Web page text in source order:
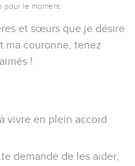
le moment.
et sœurs que je désire
ma couronne, tenez
!
vivre en plein accord
demande de les aider,